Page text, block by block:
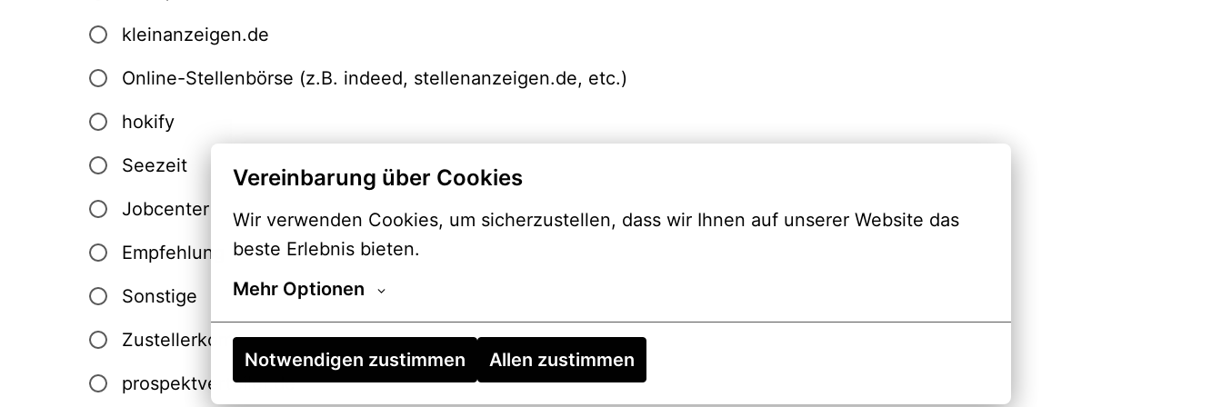
Vereinbarung über Cookies
Wir verwenden Cookies, um sicherzustellen, dass wir Ihnen auf unserer Website das
beste Erlebnis bieten.
Mehr Optionen
Notwendigen zustimmen Allen zustimmen
kleinanzeigen.de
Online-Stellenbörse (z.B. indeed, stellenanzeigen.de, etc.)
hokify
Seezeit
Jobcenter
Empfehlung
Sonstige
Zustellerkom
prospektverteiler.de